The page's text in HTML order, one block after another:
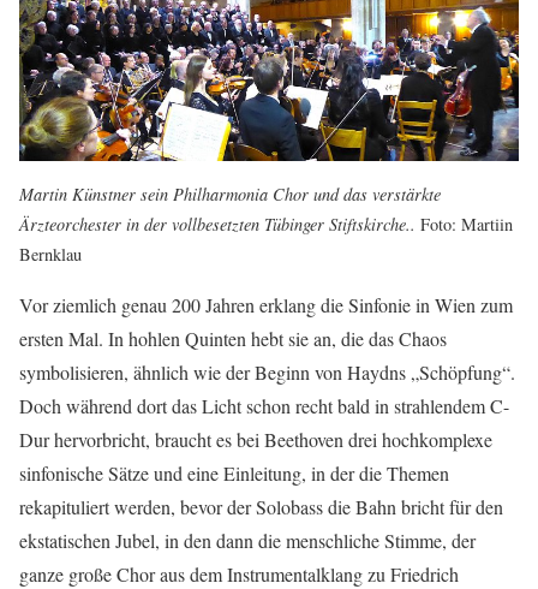
Martin Künstner sein Philharmonia Chor und das verstärkte
Ärzteorchester in der vollbesetzten Tübinger Stiftskirche.. Foto: Martiin
Bernklau
Vor ziemlich genau 200 Jahren erklang die Sinfonie in Wien zum
ersten Mal. In hohlen Quinten hebt sie an, die das Chaos
symbolisieren, ähnlich wie der Beginn von Haydns „Schöpfung“.
Doch während dort das Licht schon recht bald in strahlendem C-
Dur hervorbricht, braucht es bei Beethoven drei hochkomplexe
sinfonische Sätze und eine Einleitung, in der die Themen
rekapituliert werden, bevor der Solobass die Bahn bricht für den
ekstatischen Jubel, in den dann die menschliche Stimme, der
ganze große Chor aus dem Instrumentalklang zu Friedrich